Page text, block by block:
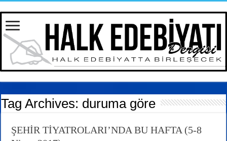
Tag Archives: duruma göre
ŞEHİR TİYATROLARI’NDA BU HAFTA (5-8